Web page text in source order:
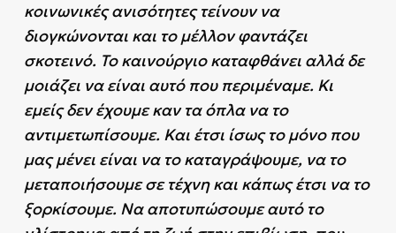
κοινωνικές ανισότητες τείνουν να
διογκώνονται και το μέλλον φαντάζει
σκοτεινό. Το καινούργιο καταφθάνει αλλά δε
μοιάζει να είναι αυτό που περιμέναμε. Κι
εμείς δεν έχουμε καν τα όπλα να το
αντιμετωπίσουμε. Και έτσι ίσως το μόνο που
μας μένει είναι να το καταγράψουμε, να το
μεταποιήσουμε σε τέχνη και κάπως έτσι να το
ξορκίσουμε. Να αποτυπώσουμε αυτό το